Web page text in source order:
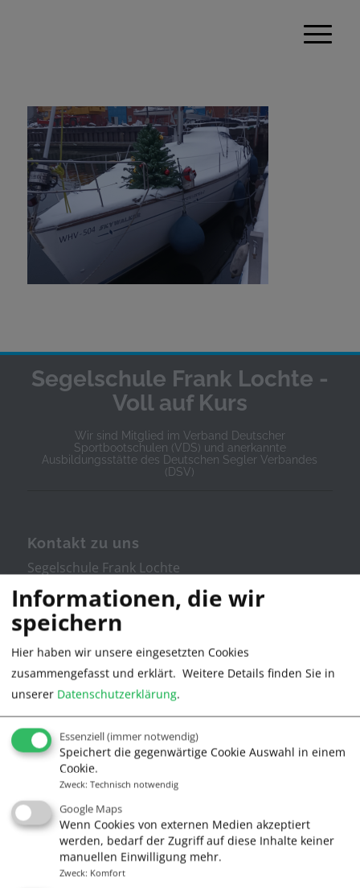
Segelschule Frank Lochte -
Voll auf Kurs
Wir sind Mitglied im Verband Deutscher
Sportbootschulen (VDS) und anerkannte
Ausbildungsstätte des Deutschen Segler Verbandes
(DSV)
Kontakt zu uns
Segelschule Frank Lochte
Stresemannstr. 11
21335 Lüneburg
Tel. 04131/380022
info@segelschule.de
Quick Links
Gutscheine
Informationen, die wir
speichern
Hier haben wir unsere eingesetzten Cookies
zusammengefasst und erklärt. Weitere Details finden Sie in
unserer Datenschutzerklärung.
Essenziell(immer notwendig)
Speichert die gegenwärtige Cookie Auswahl in einem
Cookie.
Zweck: Technisch notwendig
Google Maps
Wenn Cookies von externen Medien akzeptiert
werden, bedarf der Zugriff auf diese Inhalte keiner
manuellen Einwilligung mehr.
Zweck: Komfort